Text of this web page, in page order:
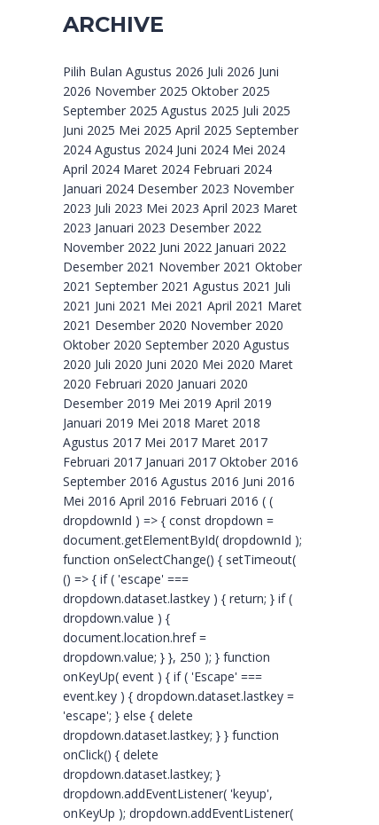
ARCHIVE
Archive
Pilih Bulan Agustus 2026 Juli 2026 Juni
2026 November 2025 Oktober 2025
September 2025 Agustus 2025 Juli 2025
Juni 2025 Mei 2025 April 2025 September
2024 Agustus 2024 Juni 2024 Mei 2024
April 2024 Maret 2024 Februari 2024
Januari 2024 Desember 2023 November
2023 Juli 2023 Mei 2023 April 2023 Maret
2023 Januari 2023 Desember 2022
November 2022 Juni 2022 Januari 2022
Desember 2021 November 2021 Oktober
2021 September 2021 Agustus 2021 Juli
2021 Juni 2021 Mei 2021 April 2021 Maret
2021 Desember 2020 November 2020
Oktober 2020 September 2020 Agustus
2020 Juli 2020 Juni 2020 Mei 2020 Maret
2020 Februari 2020 Januari 2020
Desember 2019 Mei 2019 April 2019
Januari 2019 Mei 2018 Maret 2018
Agustus 2017 Mei 2017 Maret 2017
Februari 2017 Januari 2017 Oktober 2016
September 2016 Agustus 2016 Juni 2016
Mei 2016 April 2016 Februari 2016 ( (
dropdownId ) => { const dropdown =
document.getElementById( dropdownId );
function onSelectChange() { setTimeout(
() => { if ( 'escape' ===
dropdown.dataset.lastkey ) { return; } if (
dropdown.value ) {
document.location.href =
dropdown.value; } }, 250 ); } function
onKeyUp( event ) { if ( 'Escape' ===
event.key ) { dropdown.dataset.lastkey =
'escape'; } else { delete
dropdown.dataset.lastkey; } } function
onClick() { delete
dropdown.dataset.lastkey; }
dropdown.addEventListener( 'keyup',
onKeyUp ); dropdown.addEventListener(